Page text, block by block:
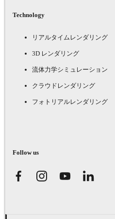
Technology
リアルタイムレンダリング
3D レンダリング
流体力学シミュレーション
クラウドレンダリング
フォトリアルレンダリング
Follow us